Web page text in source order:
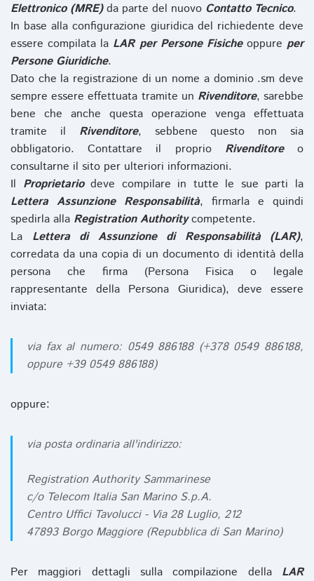
Elettronico (MRE)da parte del nuovo Contatto Tecnico.
In base alla configurazione giuridica del richiedente deve
essere compilata la LAR per Persone Fisicheoppure per
Persone Giuridiche.
Dato che la registrazione di un nome a dominio .sm deve
sempre essere effettuata tramite un Rivenditore, sarebbe
bene che anche questa operazione venga effettuata
tramite il Rivenditore, sebbene questo non sia
obbligatorio. Contattare il proprio Rivenditoreo
consultarne il sito per ulteriori informazioni.
Il Proprietariodeve compilare in tutte le sue parti la
Lettera Assunzione Responsabilità, firmarla e quindi
spedirla alla Registration Authoritycompetente.
La Lettera di Assunzione di Responsabilità (LAR),
corredata da una copia di un documento di identità della
persona che firma (Persona Fisica o legale
rappresentante della Persona Giuridica), deve essere
inviata:
via fax al numero: 0549 886188 (+378 0549 886188,
oppure +39 0549 886188)
oppure:
via posta ordinaria all'indirizzo:
Registration Authority Sammarinese
c/o Telecom Italia San Marino S.p.A.
Centro Uffici Tavolucci - Via 28 Luglio, 212
47893 Borgo Maggiore (Repubblica di San Marino)
Per maggiori dettagli sulla compilazione della LAR